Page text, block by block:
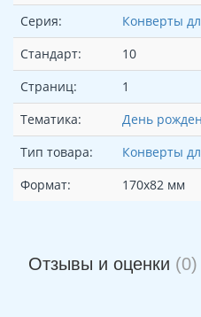
Серия:
Конверты
Стандарт:
10
Страниц:
1
Тематика:
День
Тип товара:
Конверты
Формат:
170х82 мм
Отзывы и оценки (0)